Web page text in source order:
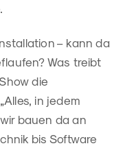
– kann da
Was treibt
die
in jedem
bauen da an
bis Software